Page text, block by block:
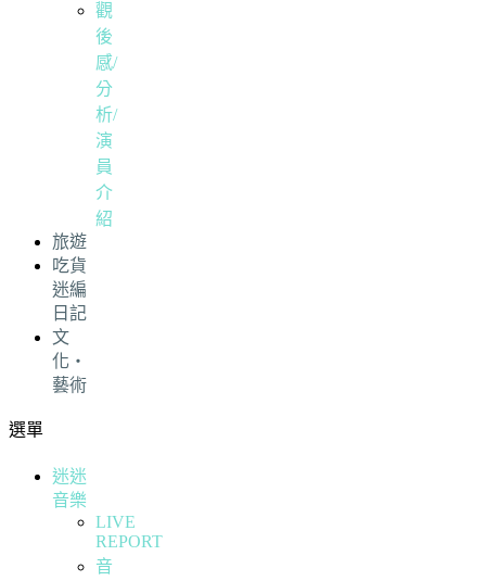
觀
後
感/
分
析/
演
員
介
紹
旅遊
吃貨
迷編
日記
文
化・
藝術
選單
迷迷
音樂
LIVE
REPORT
音